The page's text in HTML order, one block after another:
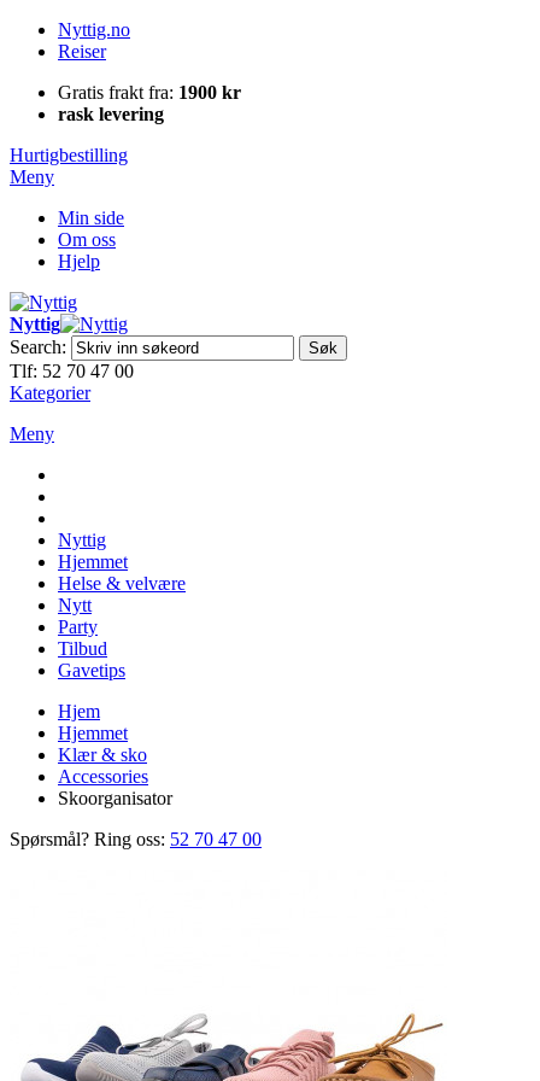
Nyttig.no
Reiser
Gratis frakt fra: 1900 kr
rask levering
Hurtigbestilling
Meny
Min side
Om oss
Hjelp
Nyttig
Search:
Søk
Tlf: 52 70 47 00
Kategorier
Meny
Nyttig
Hjemmet
Helse & velvære
Nytt
Party
Tilbud
Gavetips
Hjem
Hjemmet
Klær & sko
Accessories
Skoorganisator
Spørsmål? Ring oss: 52 70 47 00